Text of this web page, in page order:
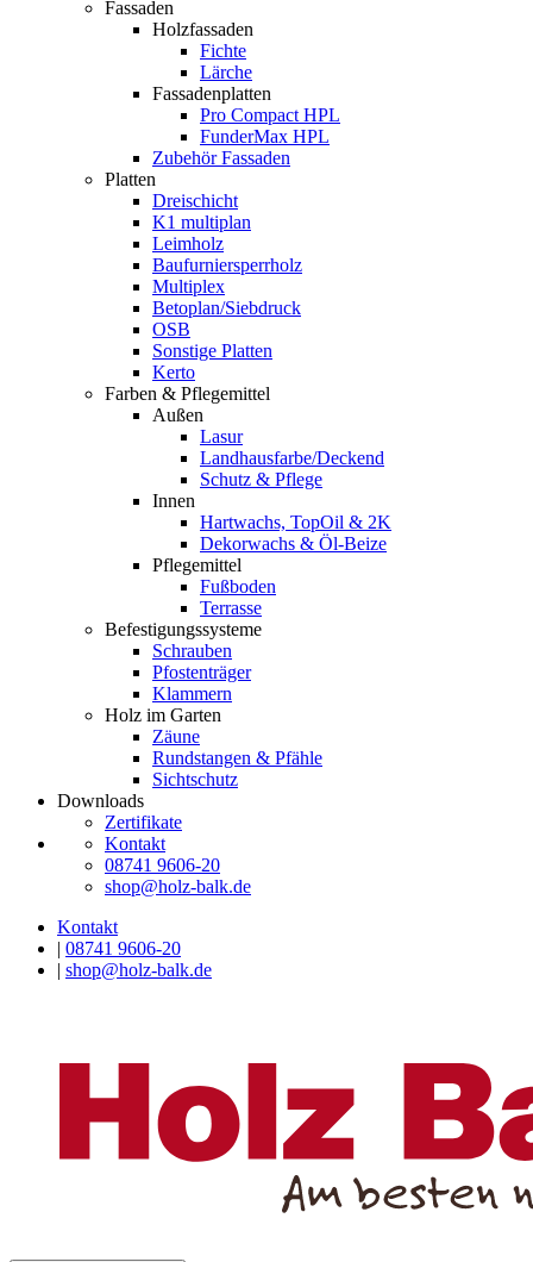
Fassaden
Holzfassaden
Fichte
Lärche
Fassadenplatten
Pro Compact HPL
FunderMax HPL
Zubehör Fassaden
Platten
Dreischicht
K1 multiplan
Leimholz
Baufurniersperrholz
Multiplex
Betoplan/Siebdruck
OSB
Sonstige Platten
Kerto
Farben & Pflegemittel
Außen
Lasur
Landhausfarbe/Deckend
Schutz & Pflege
Innen
Hartwachs, TopOil & 2K
Dekorwachs & Öl-Beize
Pflegemittel
Fußboden
Terrasse
Befestigungssysteme
Schrauben
Pfostenträger
Klammern
Holz im Garten
Zäune
Rundstangen & Pfähle
Sichtschutz
Downloads
Zertifikate
Kontakt
08741 9606-20
shop@holz-balk.de
Kontakt
| 08741 9606-20
| shop@holz-balk.de